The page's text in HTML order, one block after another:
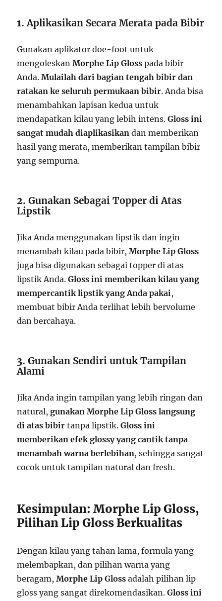
1.Aplikasikan Secara Merata pada Bibir
Gunakan aplikator doe-foot untuk
mengoleskanMorphe Lip Gloss pada bibir
Anda.Mulailah dari bagian tengah bibir dan
ratakan ke seluruh permukaan bibir. Anda bisa
menambahkan lapisan kedua untuk
mendapatkan kilau yang lebih intens.Gloss ini
sangat mudah diaplikasikan dan memberikan
hasil yang merata, memberikan tampilan bibir
yang sempurna.
2.Gunakan Sebagai Topper di Atas
Lipstik
Jika Anda menggunakan lipstik dan ingin
menambah kilau pada bibir,Morphe Lip Gloss
juga bisa digunakan sebagai topper di atas
lipstik Anda.Gloss ini memberikan kilau yang
mempercantik lipstik yang Anda pakai,
membuat bibir Anda terlihat lebih bervolume
dan bercahaya.
3.Gunakan Sendiri untuk Tampilan
Alami
Jika Anda ingin tampilan yang lebih ringan dan
natural,gunakan Morphe Lip Gloss langsung
di atas bibir tanpa lipstik.Gloss ini
memberikan efek glossy yang cantik tanpa
menambah warna berlebihan, sehingga sangat
cocok untuk tampilan natural dan fresh.
Kesimpulan: Morphe Lip Gloss,
Pilihan Lip Gloss Berkualitas
Dengan kilau yang tahan lama, formula yang
melembapkan, dan pilihan warna yang
beragam,Morphe Lip Gloss adalah pilihan lip
gloss yang sangat direkomendasikan.Gloss ini